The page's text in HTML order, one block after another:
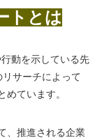
トとは
動を示している先
サーチによって
めています。
、推進される企業